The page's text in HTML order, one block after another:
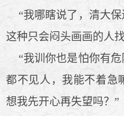
“我哪瞎说了，清大保
这种只会闷头画画的人
“我训你也是怕你有危
都不见人，我能不着急
想我先开心再失望吗？”